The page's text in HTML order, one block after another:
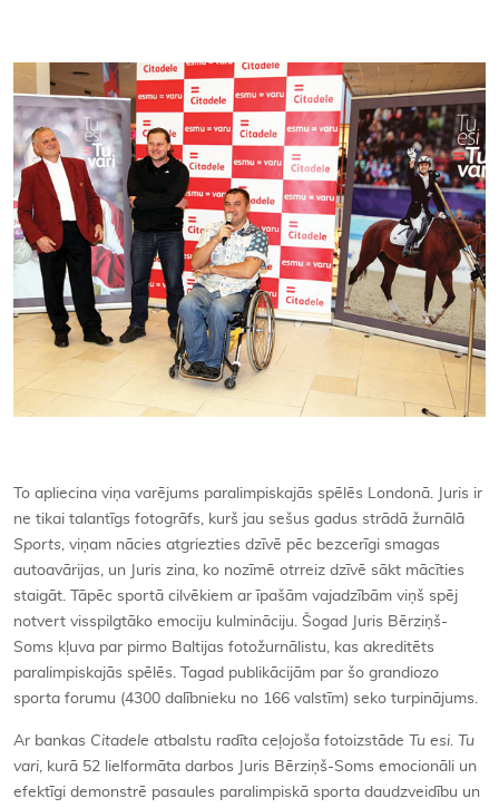
To apliecina viņa varējums paralimpiskajās spēlēs Londonā. Juris ir
ne tikai talantīgs fotogrāfs, kurš jau sešus gadus strādā žurnālā
Sports, viņam nācies atgriezties dzīvē pēc bezcerīgi smagas
autoavārijas, un Juris zina, ko nozīmē otrreiz dzīvē sākt mācīties
staigāt. Tāpēc sportā cilvēkiem ar īpašām vajadzībām viņš spēj
notvert visspilgtāko emociju kulmināciju. Šogad Juris Bērziņš-
Soms kļuva par pirmo Baltijas fotožurnālistu, kas akreditēts
paralimpiskajās spēlēs. Tagad publikācijām par šo grandiozo
sporta forumu (4300 dalībnieku no 166 valstīm) seko turpinājums.
Ar bankas Citadele atbalstu radīta ceļojoša fotoizstāde Tu esi. Tu
vari, kurā 52 lielformāta darbos Juris Bērziņš-Soms emocionāli un
efektīgi demonstrē pasaules paralimpiskā sporta daudzveidību un